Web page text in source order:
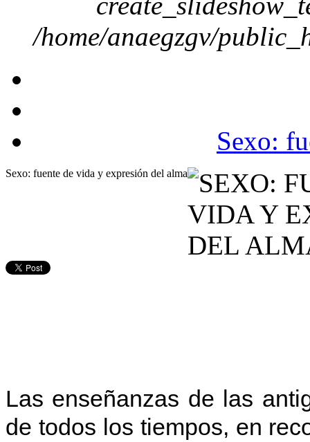
/home/anaegzgv/
Sexo:
Sexo: fuente de vida y expresión del alma
Las enseñanzas de las
de todos los tiempos, en